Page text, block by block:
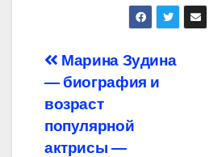
Навигация
по
записям
Марина Зудина
— биография и
возраст
популярной
актрисы —